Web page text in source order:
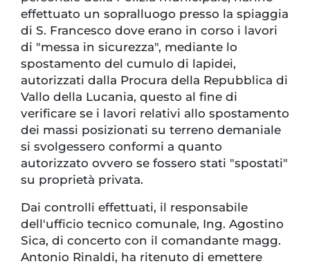
effettuato un sopralluogo presso la spiaggia
di S. Francesco dove erano in corso i lavori
di "messa in sicurezza", mediante lo
spostamento del cumulo di lapidei,
autorizzati dalla Procura della Repubblica di
Vallo della Lucania, questo al fine di
verificare se i lavori relativi allo spostamento
dei massi posizionati su terreno demaniale
si svolgessero conformi a quanto
autorizzato ovvero se fossero stati "spostati"
su proprietà privata.
Dai controlli effettuati, il responsabile
dell'ufficio tecnico comunale, Ing. Agostino
Sica, di concerto con il comandante magg.
Antonio Rinaldi, ha ritenuto di emettere